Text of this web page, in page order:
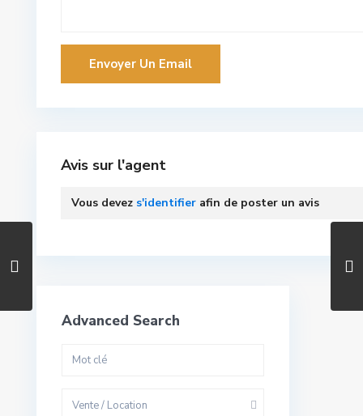
Avis sur l'agent
Vous devez s'identifier afin de poster un avis
Advanced Search
Vente / Location